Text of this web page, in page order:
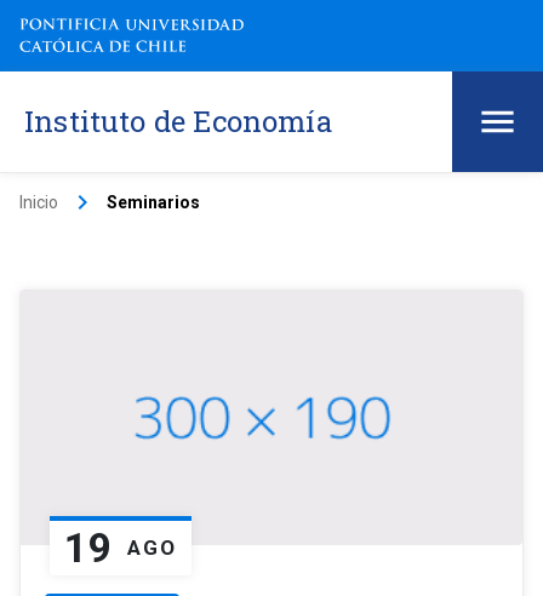
Instituto de Economía
Inicio keyboard_arrow_right Seminarios
19 AGO